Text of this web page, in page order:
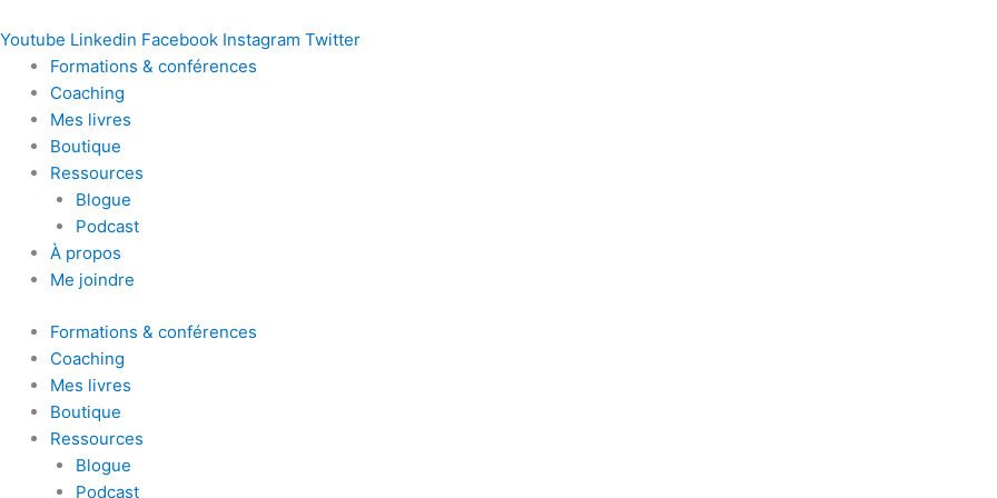
Youtube Linkedin Facebook Instagram Twitter
Formations & conférences
Coaching
Mes livres
Boutique
Ressources
Blogue
Podcast
À propos
Me joindre
Formations & conférences
Coaching
Mes livres
Boutique
Ressources
Blogue
Podcast